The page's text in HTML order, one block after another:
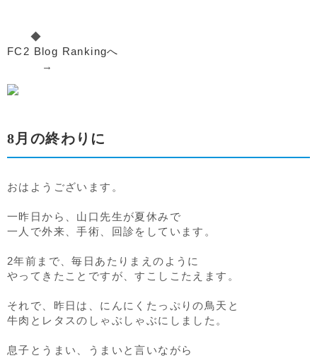
◆
FC2 Blog Rankingへ
→
8月の終わりに
おはようございます。
一昨日から、山口先生が夏休みで
一人で外来、手術、回診をしています。
2年前まで、毎日あたりまえのように
やってきたことですが、すこしこたえます。
それで、昨日は、にんにくたっぷりの鳥天と
牛肉とレタスのしゃぶしゃぶにしました。
息子とうまい、うまいと言いながら